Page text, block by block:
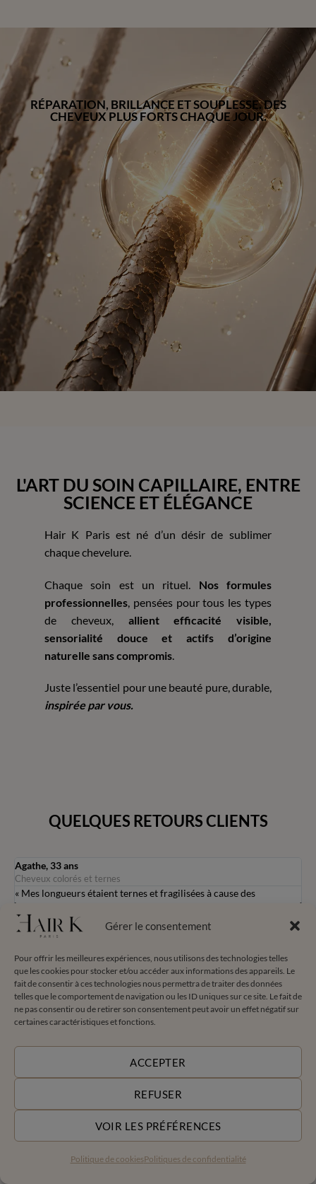
Gérer le consentement
Pour offrir les meilleures expériences, nous utilisons des technologies telles
que les cookies pour stocker et/ou accéder aux informations des appareils. Le
fait de consentir à ces technologies nous permettra de traiter des données
telles que le comportement de navigation ou les ID uniques sur ce site. Le fait de
ne pas consentir ou de retirer son consentement peut avoir un effet négatif sur
certaines caractéristiques et fonctions.
ACCEPTER
REFUSER
VOIR LES PRÉFÉRENCES
Politique de cookiesPolitiques de confidentialité
RÉPARATION, BRILLANCE ET SOUPLESSE. DES
CHEVEUX PLUS FORTS CHAQUE JOUR.
L'ART DU SOIN CAPILLAIRE, ENTRE
SCIENCE ET ÉLÉGANCE
Hair K Paris est né d’un désir de sublimer
chaque chevelure.
Chaque soin est un rituel. Nos formules
professionnelles , pensées pour tous les types
de cheveux, allient efficacité visible,
sensorialité douce et actifs d’origine
naturelle sans compromis
Juste l’essentiel pour une beauté pure, durable,
inspirée par vous.
QUELQUES RETOURS CLIENTS
Agathe, 33 ans
Cheveux colorés et ternes
« Mes longueurs étaient ternes et fragilisées à cause des
colorations. Depuis que j’utilise la collection Renaissance, mes
cheveux sont visiblement plus doux, plus brillants et nettement
renforcés. Je retrouve enfin une vraie matière. Et surtout mes
FABRICATION FRANÇAISE
FORMULE HAUTE
TOLÉRANCE
Enrichie à 90% d’actifs
d’origine naturelle